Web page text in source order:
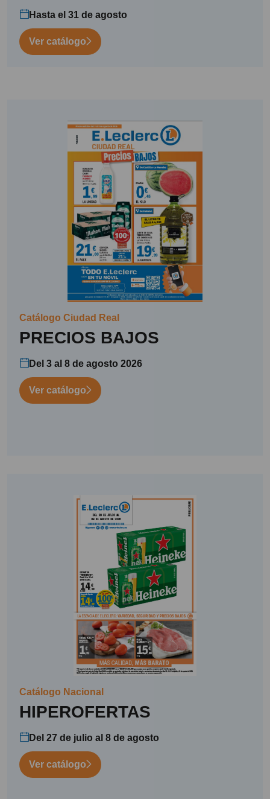
Hasta el 31 de agosto
Ver catálogo
Catálogo Ciudad Real
PRECIOS BAJOS
Del 3 al 8 de agosto 2026
Ver catálogo
Catálogo Nacional
HIPEROFERTAS
Del 27 de julio al 8 de agosto
Ver catálogo